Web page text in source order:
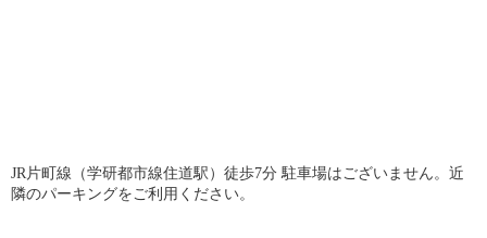
JR片町線（学研都市線住道駅）徒歩7分 駐車場はございません。近
隣のパーキングをご利用ください。